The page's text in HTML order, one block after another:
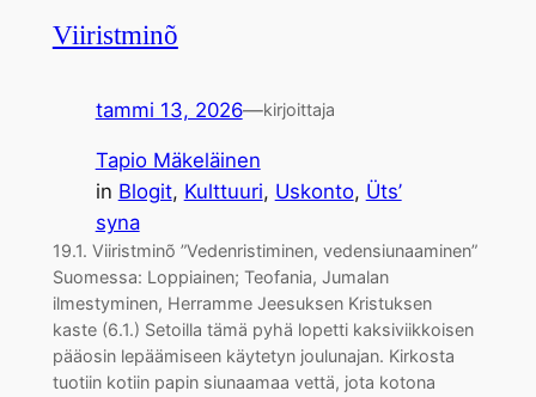
Viiristminõ
tammi 13, 2026—kirjoittaja
Tapio Mäkeläinen
in Blogit, Kulttuuri, Uskonto, Üts’
syna
19.1. Viiristminõ ”Vedenristiminen, vedensiunaaminen”
Suomessa: Loppiainen; Teofania, Jumalan
ilmestyminen, Herramme Jeesuksen Kristuksen
kaste (6.1.) Setoilla tämä pyhä lopetti kaksiviikkoisen
pääosin lepäämiseen käytetyn joulunajan. Kirkosta
tuotiin kotiin papin siunaamaa vettä, jota kotona